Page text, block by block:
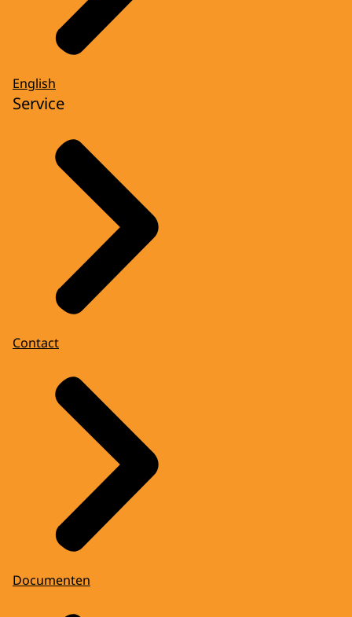
English
Service
Contact
Documenten